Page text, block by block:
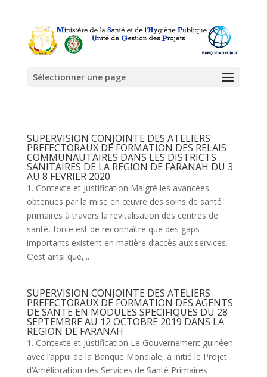
Sélectionner une page
SUPERVISION CONJOINTE DES ATELIERS
PREFECTORAUX DE FORMATION DES RELAIS
COMMUNAUTAIRES DANS LES DISTRICTS
SANITAIRES DE LA REGION DE FARANAH DU 3
AU 8 FEVRIER 2020
1. Contexte et Justification Malgré les avancées
obtenues par la mise en œuvre des soins de santé
primaires à travers la revitalisation des centres de
santé, force est de reconnaître que des gaps
importants existent en matière d’accès aux services.
C’est ainsi que,...
SUPERVISION CONJOINTE DES ATELIERS
PREFECTORAUX DE FORMATION DES AGENTS
DE SANTE EN MODULES SPECIFIQUES DU 28
SEPTEMBRE AU 12 OCTOBRE 2019 DANS LA
REGION DE FARANAH
1. Contexte et Justification Le Gouvernement guinéen
avec l’appui de la Banque Mondiale, a initié le Projet
d’Amélioration des Services de Santé Primaires